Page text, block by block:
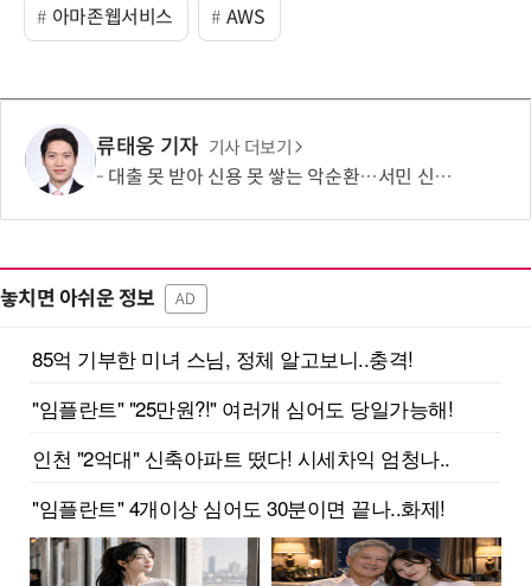
아마존웹서비스 AWS
류태웅 기자 기사 더보기
대출 못 받아 신용 못 쌓는 악순환…서민 신용평가 사각지대 메운다
놓치면 아쉬운 정보 AD